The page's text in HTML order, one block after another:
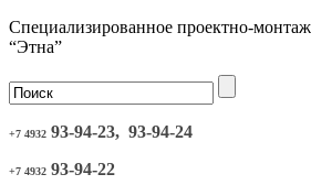
Специализированное проектно-
“Этна”
+7 4932 93-94-23, 93-94-24
+7 4932 93-94-22